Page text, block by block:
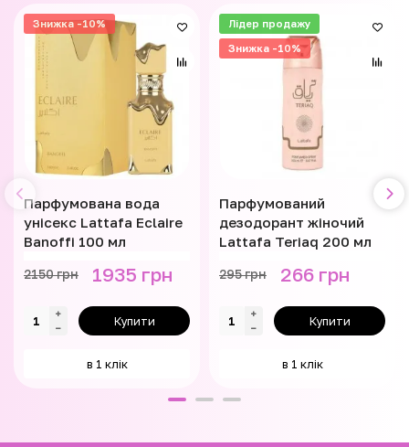
Знижка -10%
Парфумована вода
унісекс Lattafa Eclaire
Banoffi 100 мл
2150 грн 1935 грн
Купити
в 1 клік
Лідер продажу
Знижка -10%
Парфумований
дезодорант жіночий
Lattafa Teriaq 200 мл
295 грн 266 грн
Купити
в 1 клік